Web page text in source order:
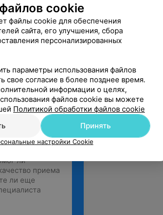
у Капраловой
и грамотно
cookie
файлы cookie для обеспечения
сайта, его улучшения, сбора
персонализированных
параметры использования файлов
свое согласие в более позднее время.
информации о целях,
файлов cookie вы можете
Политикой обработки файлов cookie
Принять
настройки Cookie